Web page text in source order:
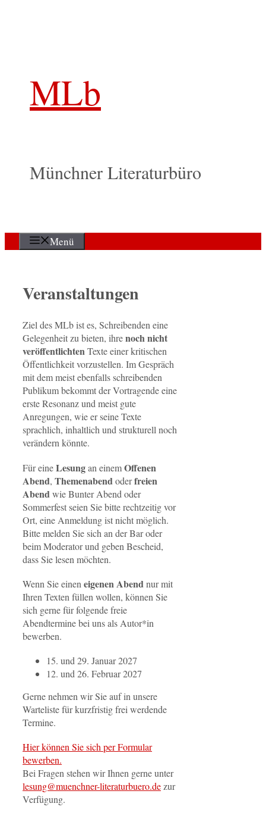
MLb
Münchner Literaturbüro
Menü
Veranstaltungen
Ziel des MLb ist es, Schreibenden eine
Gelegenheit zu bieten, ihrenoch nicht
veröffentlichtenTexte einer kritischen
Öffentlichkeit vorzustellen. Im Gespräch
mit dem meist ebenfalls schreibenden
Publikum bekommt der Vortragende eine
erste Resonanz und meist gute
Anregungen, wie er seine Texte
sprachlich, inhaltlich und strukturell noch
verändern könnte.
Für eineLesungan einemOffenen
Abend, Themenabendoderfreien
Abendwie Bunter Abend oder
Sommerfest seien Sie bitte rechtzeitig vor
Ort, eine Anmeldung ist nicht möglich.
Bitte melden Sie sich an der Bar oder
beim Moderator und geben Bescheid,
dass Sie lesen möchten.
Wenn Sie einen eigenen Abendnur mit
Ihren Texten füllen wollen, können Sie
sich gerne für folgende freie
Abendtermine bei uns als Autor*in
bewerben.
15. und 29. Januar 2027
12. und 26. Februar 2027
Gerne nehmen wir Sie auf in unsere
Warteliste für kurzfristig frei werdende
Termine.
Hier können Sie sich per Formular
bewerben.
Bei Fragen stehen wir Ihnen gerne unter
lesung@muenchner-literaturbuero.dezur
Verfügung.